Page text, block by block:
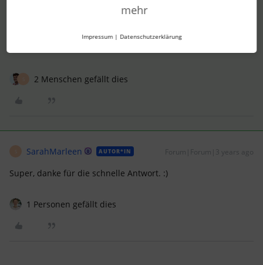
dies momentan für Euch vorbereitet und noch nicht, wie
2 Menschen gefällt dies
SarahMarleen AUTOR*IN Forum|Forum|3 years ago
Super, danke für die schnelle Antwort. :)
1 Personen gefällt dies
mehr
Impressum | Datenschutzerklärung